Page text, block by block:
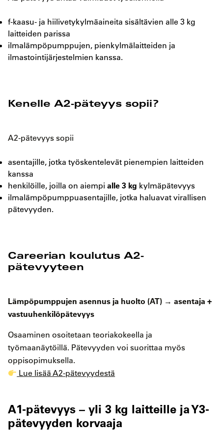
f-kaasu- ja hiilivetykylmäaineita sisältävien alle 3 kg
laitteiden parissa
ilmalämpöpumppujen, pienkylmälaitteiden ja
ilmastointijärjestelmien kanssa.
Kenelle A2-päteyys sopii?
A2-pätevyys sopii
asentajille, jotka työskentelevät pienempien laitteiden
kanssa
henkilöille, joilla on aiempi alle 3 kg kylmäpätevyys
ilmalämpöpumppuasentajille, jotka haluavat virallisen
pätevyyden.
Careerian koulutus A2-
pätevyyteen
Lämpöpumppujen asennus ja huolto (AT) → asentaja +
vastuuhenkilöpätevyys
Osaaminen osoitetaan teoriakokeella ja
työmaanäytöillä. Pätevyyden voi suorittaa myös
oppisopimuksella.
Lue lisää A2-pätevyydestä
A1-pätevyys – yli 3 kg laitteille ja Y3-
pätevyyden korvaaja